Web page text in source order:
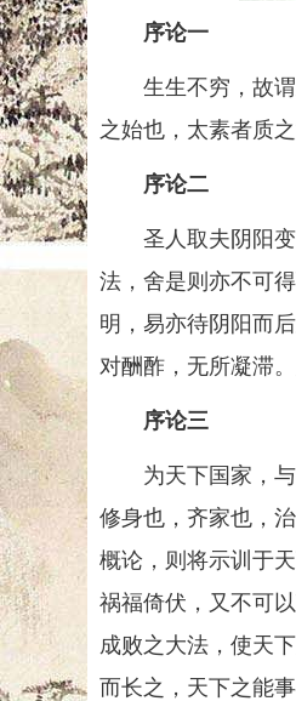
序论一
生生不穷，故谓
之始也，太素者质
序论二
圣人取夫阴阳变
法，舍是则亦不可
明，易亦待阴阳而
对酬酢，无所凝滞
序论三
为天下国家，与
修身也，齐家也，
概论，则将示训于
祸福倚伏，又不可
成败之大法，使天
而长之，天下之能